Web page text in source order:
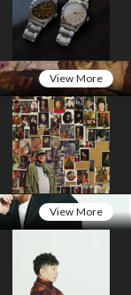
View More
View More